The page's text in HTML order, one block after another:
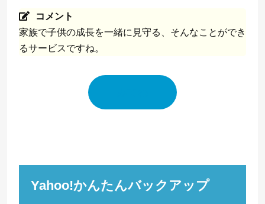
コメント
家族で子供の成長を一緒に見守る、そんなことができ
るサービスですね。
Yahoo!かんたんバックアップ